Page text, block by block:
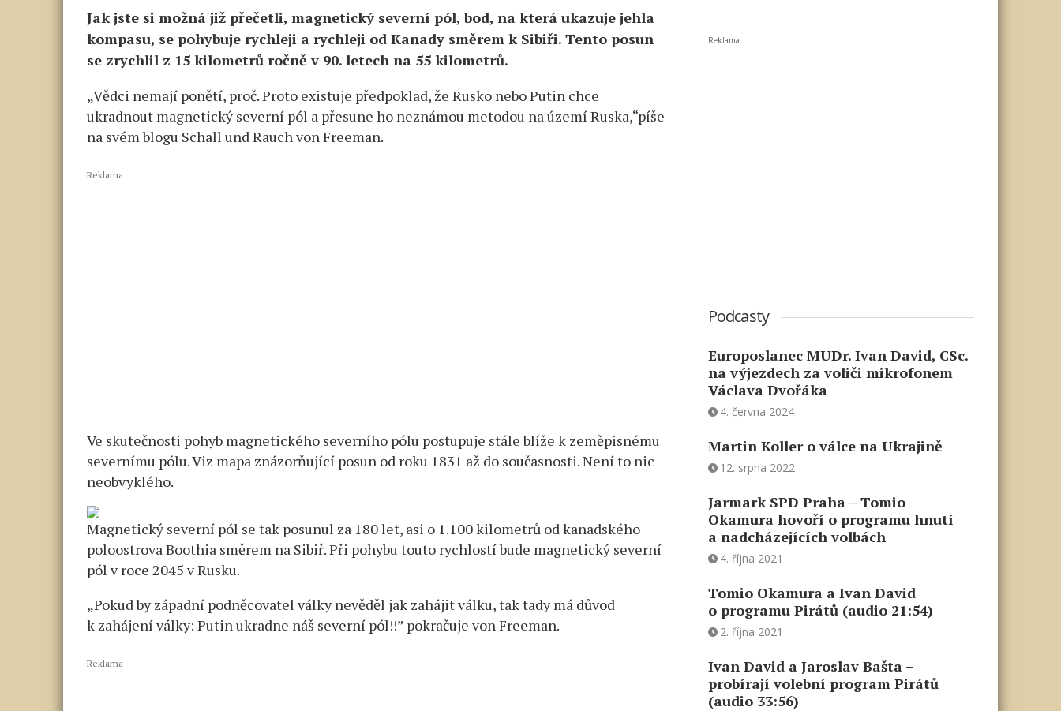
Jak jste si možná již přečetli, magnetický severní pól, bod, na která ukazuje jehla
kompasu, se pohybuje rychleji a rychleji od Kanady směrem k Sibiři. Tento posun
se zrychlil z 15 kilometrů ročně v 90. letech na 55 kilometrů.
„Vědci nemají ponětí, proč. Proto existuje předpoklad, že Rusko nebo Putin chce
ukradnout magnetický severní pól a přesune ho neznámou metodou na území Ruska,“píše
na svém blogu Schall und Rauch von Freeman.
Reklama
Ve skutečnosti pohyb magnetického severního pólu postupuje stále blíže k zeměpisnému
severnímu pólu. Viz mapa znázorňující posun od roku 1831 až do současnosti. Není to nic
neobvyklého.
Magnetický severní pól se tak posunul za 180 let, asi o 1.100 kilometrů od kanadského
poloostrova Boothia směrem na Sibiř. Při pohybu touto rychlostí bude magnetický severní
pól v roce 2045 v Rusku.
„Pokud by západní podněcovatel války nevěděl jak zahájit válku, tak tady má důvod
k zahájení války: Putin ukradne náš severní pól!!” pokračuje von Freeman.
Reklama
Reklama
Podcasty
Europoslanec MUDr. Ivan David, CSc.
na výjezdech za voliči mikrofonem
Václava Dvořáka
4. června 2024
Martin Koller o válce na Ukrajině
12. srpna 2022
Jarmark SPD Praha – Tomio
Okamura hovoří o programu hnutí
a nadcházejících volbách
4. října 2021
Tomio Okamura a Ivan David
o programu Pirátů (audio 21:54)
2. října 2021
Ivan David a Jaroslav Bašta –
probírají volební program Pirátů
(audio 33:56)